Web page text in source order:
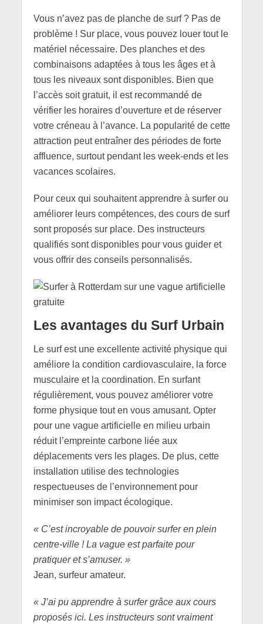
Vous n’avez pas de planche de surf ? Pas de
problème ! Sur place, vous pouvez louer tout le
matériel nécessaire. Des planches et des
combinaisons adaptées à tous les âges et à
tous les niveaux sont disponibles. Bien que
l’accès soit gratuit, il est recommandé de
vérifier les horaires d’ouverture et de réserver
votre créneau à l’avance. La popularité de cette
attraction peut entraîner des périodes de forte
affluence, surtout pendant les week-ends et les
vacances scolaires.
Pour ceux qui souhaitent apprendre à surfer ou
améliorer leurs compétences, des cours de surf
sont proposés sur place. Des instructeurs
qualifiés sont disponibles pour vous guider et
vous offrir des conseils personnalisés.
Les avantages du Surf Urbain
Le surf est une excellente activité physique qui
améliore la condition cardiovasculaire, la force
musculaire et la coordination. En surfant
régulièrement, vous pouvez améliorer votre
forme physique tout en vous amusant. Opter
pour une vague artificielle en milieu urbain
réduit l’empreinte carbone liée aux
déplacements vers les plages. De plus, cette
installation utilise des technologies
respectueuses de l’environnement pour
minimiser son impact écologique.
« C’est incroyable de pouvoir surfer en plein
centre-ville ! La vague est parfaite pour
pratiquer et s’amuser. »
Jean, surfeur amateur.
« J’ai pu apprendre à surfer grâce aux cours
proposés ici. Les instructeurs sont vraiment